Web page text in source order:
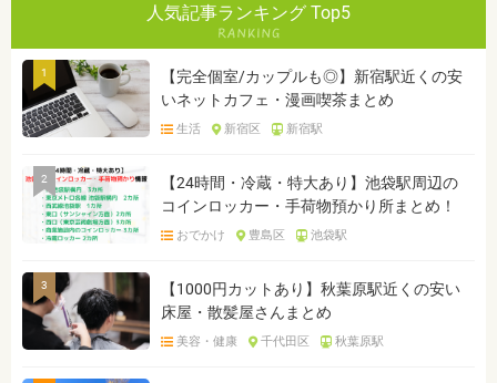
人気記事ランキング Top5
1
【完全個室/カップルも◎】新宿駅近くの安
いネットカフェ・漫画喫茶まとめ
生活 新宿区 新宿駅
2
【24時間・冷蔵・特大あり】池袋駅周辺の
コインロッカー・手荷物預かり所まとめ！
おでかけ 豊島区 池袋駅
3
【1000円カットあり】秋葉原駅近くの安い
床屋・散髪屋さんまとめ
美容・健康 千代田区 秋葉原駅